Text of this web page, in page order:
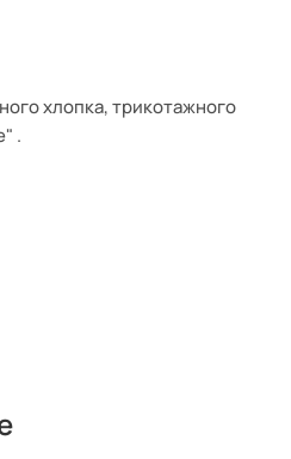
хлопка, трикотажного
.